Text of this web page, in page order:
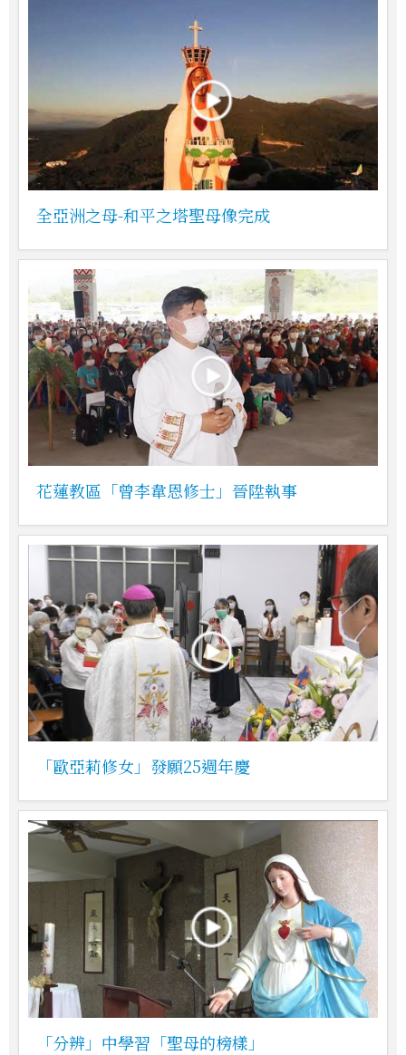
全亞洲之母-和平之塔聖母像完成
花蓮教區「曾李韋恩修士」晉陞執事
「歐亞莉修女」發願25週年慶
「分辨」中學習「聖母的榜樣」